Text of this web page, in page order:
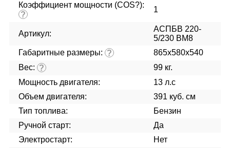
Коэффициент мощности (COS?):
?
1
Артикул:
АСПБВ 220-
5/230 ВМ8
Габаритные размеры: ?
865х580х540
Вес: ?
99 кг.
Мощность двигателя:
13 л.с
Объем двигателя:
391 куб. см
Тип топлива:
Бензин
Ручной старт:
Да
Электростарт:
Нет